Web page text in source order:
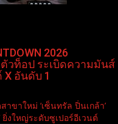
2026
ตัวท็อป ระเบิดความมันส์
อันดับ 1
าขาใหม่ ‘เซ็นทรัล ปิ่นเกล้า’
ยิ่งใหญ่ระดับซูเปอร์อีเวนต์